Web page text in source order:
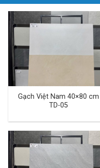
Gạch Việt Nam 40×80 cm
TD-05